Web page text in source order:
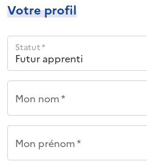
Votre profil
Statut *
Mon nom *
Mon prénom *